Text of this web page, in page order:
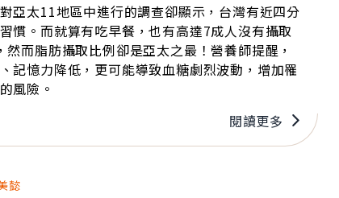
亞太11地區中進行的調查卻顯示，台灣有近四分
慣。而就算有吃早餐，也有高達7成人沒有攝取
而脂肪攝取比例卻是亞太之最！營養師提醒，
記憶力降低，更可能導致血糖劇烈波動，增加罹
風險。
閱讀更多
懿